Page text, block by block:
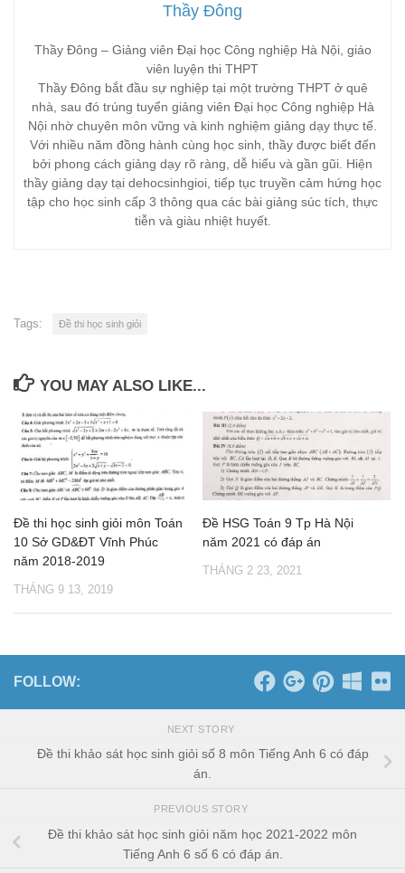
Thầy Đông
Thầy Đông – Giảng viên Đại học Công nghiệp Hà Nội, giáo
viên luyện thi THPT
Thầy Đông bắt đầu sự nghiệp tại một trường THPT ở quê
nhà, sau đó trúng tuyển giảng viên Đại học Công nghiệp Hà
Nội nhờ chuyên môn vững và kinh nghiệm giảng dạy thực tế.
Với nhiều năm đồng hành cùng học sinh, thầy được biết đến
bởi phong cách giảng dạy rõ ràng, dễ hiểu và gần gũi. Hiện
thầy giảng dạy tại dehocsinhgioi, tiếp tục truyền cảm hứng học
tập cho học sinh cấp 3 thông qua các bài giảng súc tích, thực
tiễn và giàu nhiệt huyết.
Tags: Đề thi học sinh giỏi
YOU MAY ALSO LIKE...
Đề thi học sinh giỏi môn Toán
10 Sở GD&ĐT Vĩnh Phúc
năm 2018-2019
THÁNG 9 13, 2019
Đề HSG Toán 9 Tp Hà Nội
năm 2021 có đáp án
THÁNG 2 23, 2021
FOLLOW:
NEXT STORY
Đề thi khảo sát học sinh giỏi số 8 môn Tiếng Anh 6 có đáp
án.
PREVIOUS STORY
Đề thi khảo sát học sinh giỏi năm học 2021-2022 môn
Tiếng Anh 6 số 6 có đáp án.